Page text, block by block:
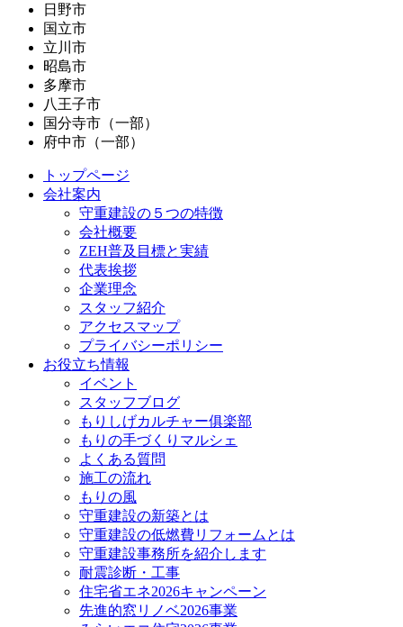
日野市
国立市
立川市
昭島市
多摩市
八王子市
国分寺市（一部）
府中市（一部）
トップページ
会社案内
守重建設の５つの特徴
会社概要
ZEH普及目標と実績
代表挨拶
企業理念
スタッフ紹介
アクセスマップ
プライバシーポリシー
お役立ち情報
イベント
スタッフブログ
もりしげカルチャー俱楽部
もりの手づくりマルシェ
よくある質問
施工の流れ
もりの風
守重建設の新築とは
守重建設の低燃費リフォームとは
守重建設事務所を紹介します
耐震診断・工事
住宅省エネ2026キャンペーン
先進的窓リノベ2026事業